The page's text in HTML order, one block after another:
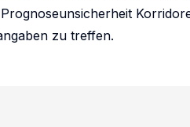
zu treffen.